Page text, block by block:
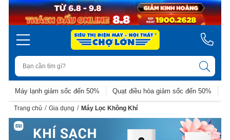
Máy lạnh giảm sốc đến 50% Quạt điều hòa giảm sốc đến 50%
Trang chủ / Gia dụng / Máy Lọc Không Khí